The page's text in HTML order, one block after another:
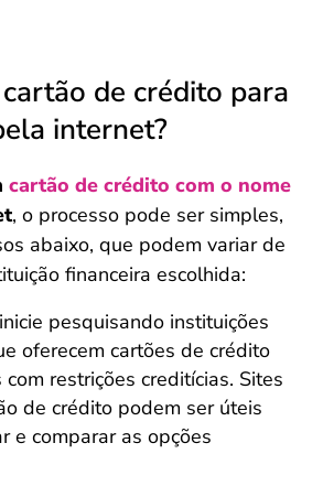
de crédito para
internet?
cartão de crédito com o nome
, o processo pode ser simples,
abaixo, que podem variar de
financeira escolhida:
inicie pesquisando instituições
oferecem cartões de crédito
restrições creditícias. Sites
de crédito podem ser úteis
e comparar as opções